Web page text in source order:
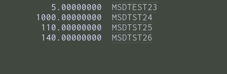
          5.00000000
MSDTEST23
       1000.00000000
MSDTST24
        110.00000000
MSDTST25
        140.00000000
MSDTST26